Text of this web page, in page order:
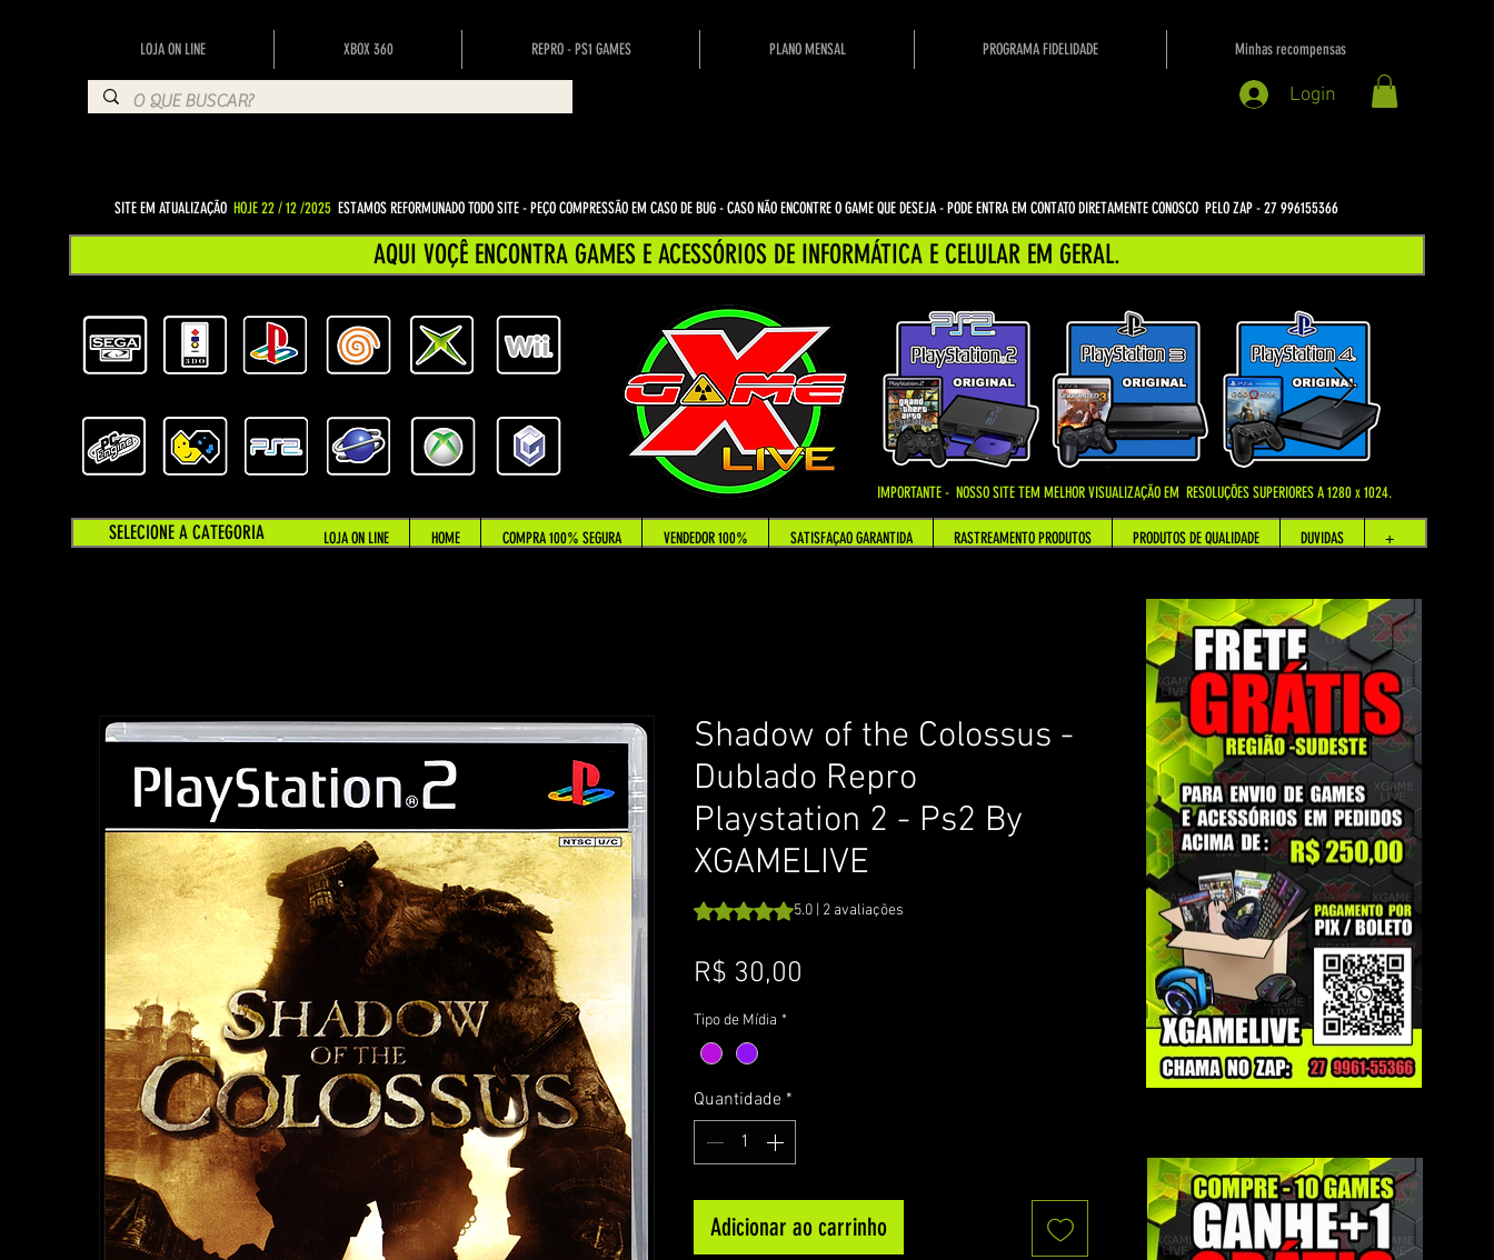
LOJA ON LINE XBOX 360 REPRO - PS1 GAMES PLANO MENSAL PROGRAMA FIDELIDADE Minhas recompensas
Login
Shadow of the Colossus -
Dublado Repro
Playstation 2 - Ps2 By
XGAMELIVE
A classificação é 5.0 de 5 estrelas com base em 2 avaliações
5.0 | 2 avaliações
R$ 30,00
Tipo de Mídia *
Quantidade *
Adicionar ao carrinho
SELECIONE A CATEGORIA
IMPORTANTE - NOSSO SITE TEM MELHOR VISUALIZAÇÃO EM RESOLUÇÕES SUPERIORES A 1280 x 1024.
AQUI VOÇÊ ENCONTRA GAMES E ACESSÓRIOS DE INFORMÁTICA E CELULAR EM GERAL.
SITE EM ATUALIZAÇÃO HOJE 22 / 12 /2025 ESTAMOS REFORMUNADO TODO SITE - PEÇO COMPRESSÃO EM CASO DE BUG- CASO NÃO ENCONTRE O GAME QUE DESEJA - PODE ENTRA EM CONTATO DIRETAMENTE CONOSCO PELO ZAP - 27 996155366
LOJA ON LINE HOME COMPRA 100% SEGURA VENDEDOR 100% SATISFAÇAO GARANTIDA RASTREAMENTO PRODUTOS PRODUTOS DE QUALIDADE DUVIDAS +